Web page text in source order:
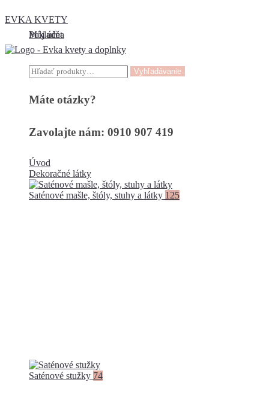
EVKA KVETY
Môj účet
Pokladňa
Hľadať: Vyhľadávanie
Máte otázky?
Zavolajte nám: 0910 907 419
Úvod
Dekoračné látky
Saténové mašle, štóly, stuhy a látky 125
Saténové stužky 74